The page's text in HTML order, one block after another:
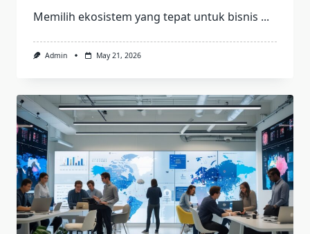
Memilih ekosistem yang tepat untuk bisnis ...
Admin May 21, 2026